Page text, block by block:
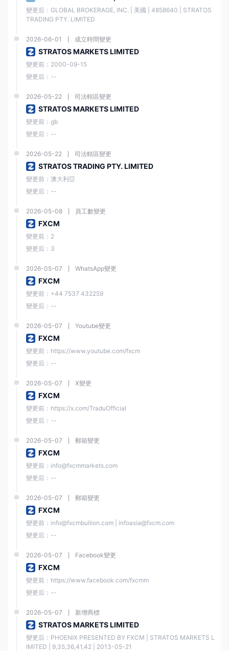
最高200:1。
福匯 提供四種不同的交易平台供交易者選擇，包括 Trading Station、
MT4、Capitalise AI 和 TradingView Pro。所有平台均可在桌面、網頁和
移動設備上使用。
Trading
Station
MT4
桌面、網
Capitalis
eAI
iew Pro
✔
MT5
存款和提款
福匯 採用多種付款方式，包括
福匯 最低存款金額與其他經紀商比較
福匯
最低存款金額
結論
和帳戶類型，具有具有競爭力的點差和佣金。該經紀商的交易平台用戶友
好，並為各級交易者提供高級功能。此外，福匯 提供教育資源和優質客戶
支援，包括 24/5 在線聊天支援。
然而，福匯 並非在所有國家提供服務，不接受來自美國、加拿大、英國、
歐盟、香港、澳洲、以色列和日本的客戶。
常見問題（FAQs）
福匯 是否受監管?
福匯 是否提供模擬帳戶?
變更后：GLOBAL BROKERAGE, INC. | 美國 | 4858640 | STRATOS
TRADING PTY. LIMITED
2026-06-01 成立時間變更
STRATOS MARKETS LIMITED
變更前：2000-09-15
變更后：--
2026-05-22 司法轄區變更
STRATOS MARKETS LIMITED
變更前：gb
變更后：--
2026-05-22 司法轄區變更
STRATOS TRADING PTY. LIMITED
變更前：澳大利亞
變更后：--
2026-05-08 員工數變更
FXCM
變更前：2
變更后：3
2026-05-07 WhatsApp變更
FXCM
變更前：+44 7537 432259
變更后：--
2026-05-07 Youtube變更
FXCM
變更前：https://www.youtube.com/fxcm
變更后：--
2026-05-07 X變更
FXCM
變更前：https://x.com/TraduOfficial
變更后：--
2026-05-07 郵箱變更
FXCM
變更前：info@fxcmmarkets.com
變更后：--
2026-05-07 郵箱變更
FXCM
變更前：info@fxcmbullion.com | infoasia@fxcm.com
變更后：--
2026-05-07 Facebook變更
FXCM
變更前：https://www.facebook.com/fxcmm
變更后：--
2026-05-07 新增商標
STRATOS MARKETS LIMITED
變更后：PHOENIX PRESENTED BY FXCM | STRATOS MARKETS L
IMITED | 9,35,36,41,42 | 2013-05-21